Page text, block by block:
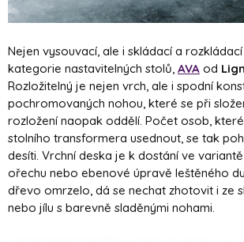
Nejen vysouvací, ale i skládací a
kategorie nastavitelných stolů, AVA od
Rozložitelný je nejen vrch, ale i spodní
pochromovaných nohou, které se při
rozložení naopak oddělí. Počet osob,
stolního transformera usednout, se tak
desíti. Vrchní deska je k dostání ve
ořechu nebo ebenové úpravě leštěného
dřevo omrzelo, dá se nechat zhotovit i ze
nebo jílu s barevně sladěnými nohami.